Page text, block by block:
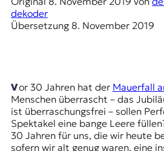
o
d
r
|
D
dekoder
Übersetzung 8. November 2019
Vor 30 Jahren hat der Mauerfall
Menschen überrascht – das
ist überraschungsfrei – sollen
Spektakel eine bange Leere
30 Jahren für uns, die wir heute
sofern wir alt genug waren, eine